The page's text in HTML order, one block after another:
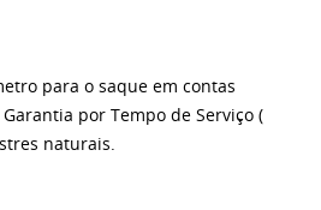
para o saque em contas
por Tempo de Serviço (
naturais.